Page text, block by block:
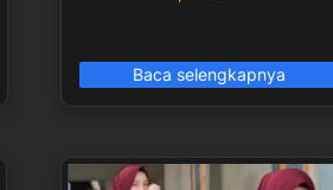
Baca selengkapnya